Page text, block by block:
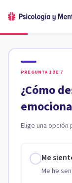
PREGUNTA 1 DE 7
¿Cómo
Elige una opción
Me
Me he